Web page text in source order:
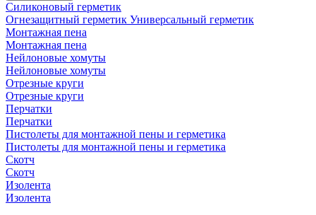
Силиконовый герметик
Огнезащитный герметик Универсальный герметик
Монтажная пена
Монтажная пена
Нейлоновые хомуты
Нейлоновые хомуты
Отрезные круги
Отрезные круги
Перчатки
Перчатки
Пистолеты для монтажной пены и герметика
Пистолеты для монтажной пены и герметика
Скотч
Скотч
Изолента
Изолента